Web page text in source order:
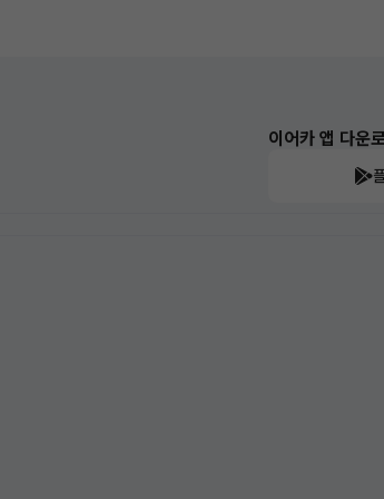
이어카 앱 다운